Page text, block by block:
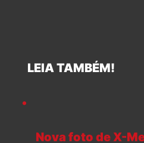
LEIA TAMBÉM!
Nova foto de X-